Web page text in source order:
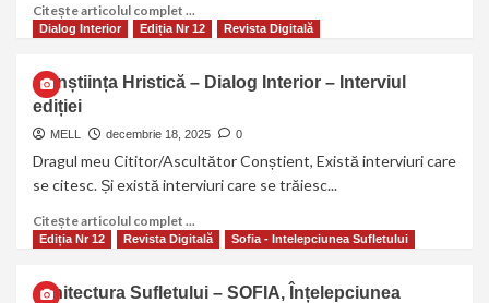
Citește articolul complet ...
Dialog Interior Ediția Nr 12 Revista Digitală
Conștiința Hristică – Dialog Interior – Interviul
ediției
MELL decembrie 18, 2025 0
Dragul meu Cititor/Ascultător Conștient, Există interviuri care
se citesc. Și există interviuri care se trăiesc...
Citește articolul complet ...
Ediția Nr 12 Revista Digitală Sofia - Intelepciunea Sufletului
Arhitectura Sufletului – SOFIA, Înțelepciunea